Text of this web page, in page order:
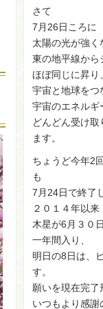
さて
7月26日ころに
太陽の光が強く
東の地平線から
ほぼ同じに昇り、
宇宙と地球をつ
宇宙のエネルギ
どんどん受け
ます。
ちょうど今年2
も
7月24日で終了
２０１４年以
木星が6月３０
一年間入り、
明日の8日は、
す。
願いを現在完了
いつもより感謝